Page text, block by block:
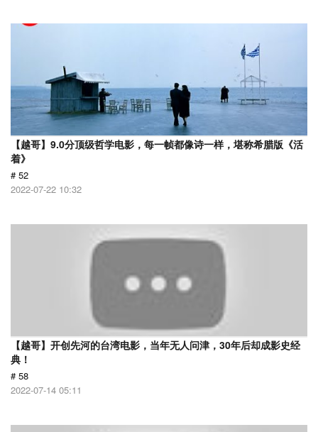
【越哥】9.0分顶级哲学电影，每一帧都像诗一样，堪称希腊版《活
着》
# 52
2022-07-22 10:32
【越哥】开创先河的台湾电影，当年无人问津，30年后却成影史经
典！
# 58
2022-07-14 05:11